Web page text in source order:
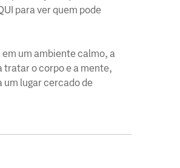
para ver quem pode
um ambiente calmo, a
o corpo e a mente,
lugar cercado de